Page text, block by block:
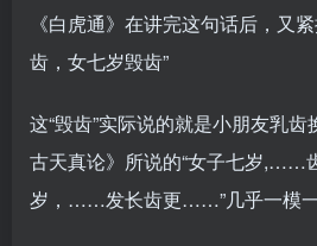
《白虎通》在讲完这句话后，又
齿，女七岁毁齿”
这“毁齿”实际说的就是小朋友乳齿
古天真论》所说的“女子七岁
岁，……发长齿更……”几乎一模